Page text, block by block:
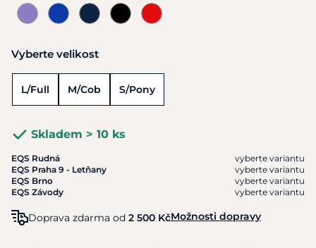
Vyberte velikost
L/Full M/Cob S/Pony
Skladem > 10 ks
EQS Rudná
vyberte variantu
EQS Praha 9 - Letňany
vyberte variantu
EQS Brno
vyberte variantu
EQS Závody
vyberte variantu
Doprava zdarma od 2 500 KčMožnosti dopravy